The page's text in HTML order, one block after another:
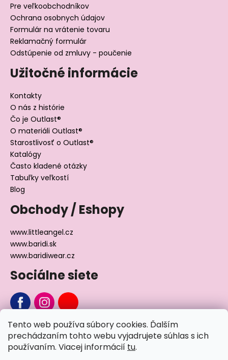
Tento web používa súbory cookies. Ďalším
prechádzaním tohto webu vyjadrujete súhlas s ich
používaním. Viacej informácií tu.
Pre veľkoobchodníkov
Ochrana osobnych údajov
Formulár na vrátenie tovaru
Reklamačný formulár
Odstúpenie od zmluvy - poučenie
Užitočné informácie
Kontakty
O nás z histórie
Čo je Outlast®
O materiáli Outlast®
Starostlivosť o Outlast®
Katalógy
Často kladené otázky
Tabuľky veľkostí
Blog
Obchody / Eshopy
www.littleangel.cz
www.baridi.sk
www.baridiwear.cz
Sociálne siete
Chcete sa nás na niečo opýtať?